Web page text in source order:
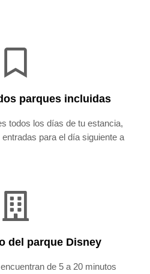
parques incluidas
todos los días de tu estancia,
para el día siguiente a
del parque Disney
de 5 a 20 minutos